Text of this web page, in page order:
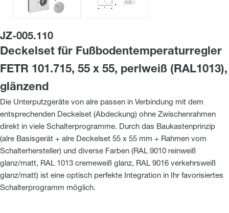
JZ-005.110
Deckelset für Fußbodentemperaturregler
FETR 101.715, 55 x 55, perlweiß (RAL1013),
glänzend
Die Unterputzgeräte von alre passen in Verbindung mit dem
entsprechenden Deckelset (Abdeckung) ohne Zwischenrahmen
direkt in viele Schalterprogramme. Durch das Baukastenprinzip
(alre Basisgerät + alre Deckelset 55 x 55 mm + Rahmen vom
Schalterhersteller) und diverse Farben (RAL 9010 reinweiß
glanz/matt, RAL 1013 cremeweiß glanz, RAL 9016 verkehrsweiß
glanz/matt) ist eine optisch perfekte Integration in Ihr favorisiertes
Schalterprogramm möglich.